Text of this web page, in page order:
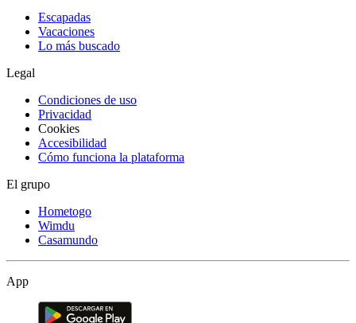
Escapadas
Vacaciones
Lo más buscado
Legal
Condiciones de uso
Privacidad
Cookies
Accesibilidad
Cómo funciona la plataforma
El grupo
Hometogo
Wimdu
Casamundo
App